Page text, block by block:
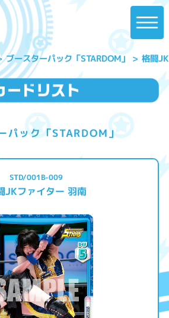
ブースターパック「STARDOM」 格闘
パック「STARDOM」
STD/001B-009
JKファイター 羽南